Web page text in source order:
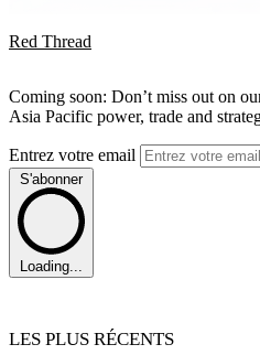
Red Thread
Coming soon: Don’t miss out on
Asia Pacific power, trade and
Entrez votre email
S'abonner
Loading...
LES PLUS RÉCENTS